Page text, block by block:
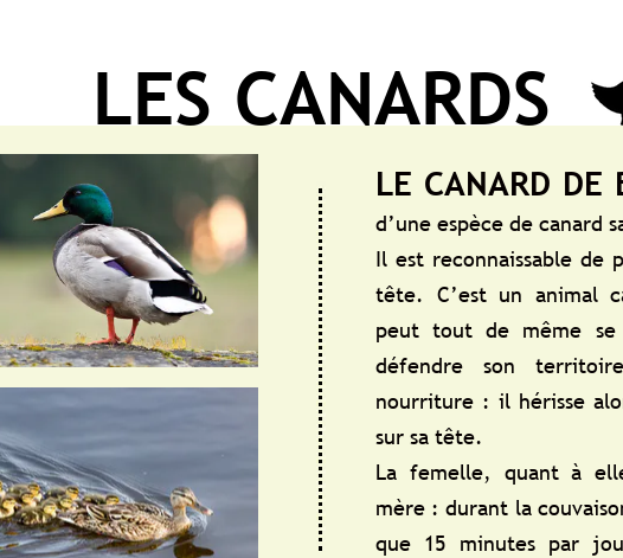
LES CANARDS
LE CANARD DE
d’une espèce de canard sauvage
Il est reconnaissable de par la peau
tête. C’est un animal calme et
peut tout de même se montrer
défendre son territoire, sa
nourriture : il hérisse alors une crête
sur sa tête.
La femelle, quant à elle, est une
mère : durant la couvaison, elle ne
que 15 minutes par jour pour